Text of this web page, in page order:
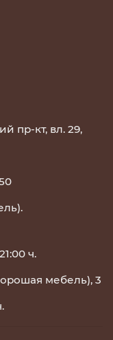
пр-кт, вл. 29,
ч.
мебель), 3